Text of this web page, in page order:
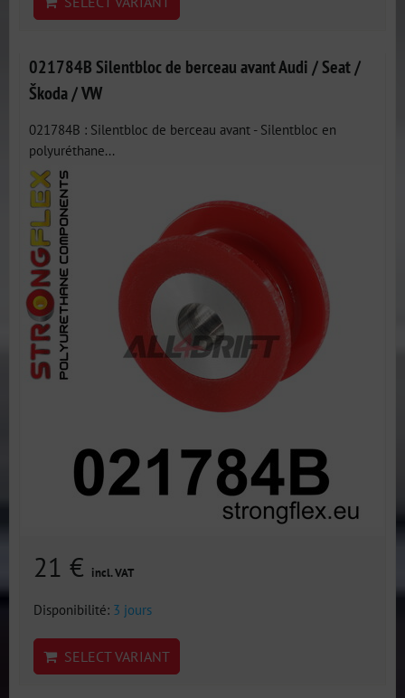
021784B Silentbloc de berceau avant Audi / Seat /
Škoda / VW
021784B : Silentbloc de berceau avant - Silentbloc en
polyuréthane...
21 € incl. VAT
Disponibilité: 3 jours
SELECT VARIANT